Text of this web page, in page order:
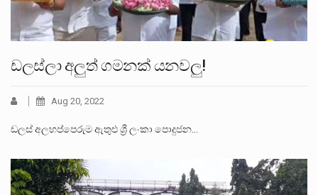
ඩලස්ලා අලුත් ගමනක් යනවලු!
Aug 20, 2022
ඩලස් අලහප්පෙරුම ඇතුළු ශ්‍රී ලංකා පොදුජන…